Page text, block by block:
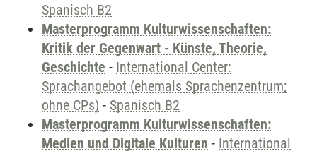
Spanisch B2
Masterprogramm Kulturwissenschaften:
Kritik der Gegenwart - Künste, Theorie,
Geschichte - International Center:
Sprachangebot (ehemals Sprachenzentrum;
ohne CPs) - Spanisch B2
Masterprogramm Kulturwissenschaften:
Medien und Digitale Kulturen - International